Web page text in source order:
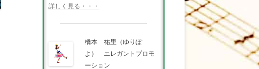
詳しく見る・・・
橋本 祐里（ゆりぽ
よ） エレガントプロモ
ーション